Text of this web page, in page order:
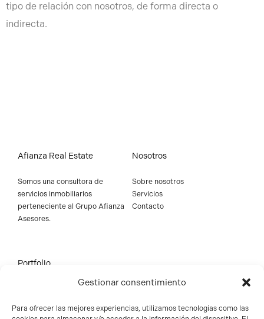
Gestionar consentimiento
Para ofrecer las mejores experiencias, utilizamos tecnologías como las
tipo de relación con nosotros, de forma directa o
indirecta.
Afianza Real Estate
Somos una consultora de
servicios inmobiliarios
perteneciente al Grupo Afianza
Asesores.
Nosotros
Sobre nosotros
Servicios
Contacto
Portfolio